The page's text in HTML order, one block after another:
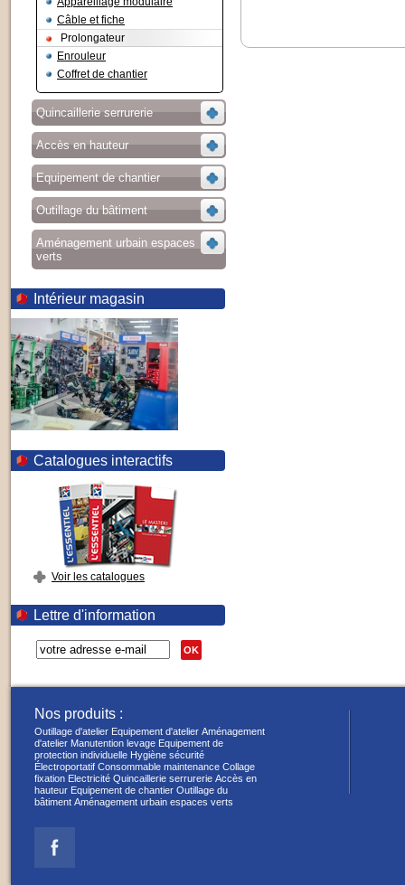
Câble et fiche
Prolongateur
Enrouleur
Coffret de chantier
Quincaillerie serrurerie
Accès en hauteur
Equipement de chantier
Outillage du bâtiment
Aménagement urbain espaces
verts
Intérieur magasin
Catalogues interactifs
Voir les catalogues
Lettre d'information
OK
Nos produits :
Outillage d'atelier Equipement d'atelier Aménagement
d'atelier Manutention levage Equipement de
protection individuelle Hygiène sécurité
Électroportatif Consommable maintenance Collage
fixation Electricité Quincaillerie serrurerie Accès en
hauteur Equipement de chantier Outillage du
bâtiment Aménagement urbain espaces verts